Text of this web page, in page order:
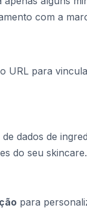
com a
URL para
dados de
do seu skincare.
para